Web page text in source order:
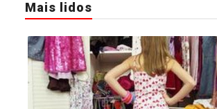
Mais lidos